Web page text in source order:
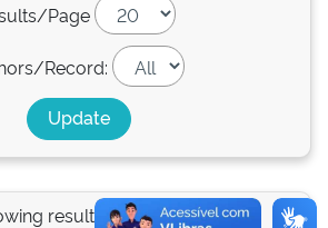
Page
Record:
results 1 to 2 of 2